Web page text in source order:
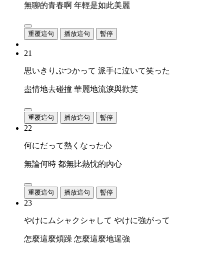
無聊的青春啊 年輕是如此美麗
重覆這句 播放這句 暫停
21
思いきりぶつかって 派手に泣いて笑った
盡情地去碰撞 華麗地流淚與歡笑
重覆這句 播放這句 暫停
22
何にだって熱くなった心
無論何時 都無比熱忱的內心
重覆這句 播放這句 暫停
23
やけにムシャクシャして やけに強がって
怎麼這麼煩躁 怎麼這麼地逞強